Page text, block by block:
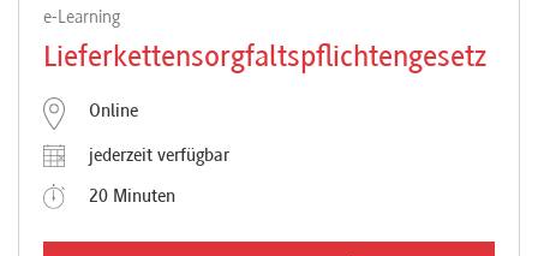
e-Learning
Lieferkettensorgfaltspflichtengesetz
Online
jederzeit verfügbar
20 Minuten